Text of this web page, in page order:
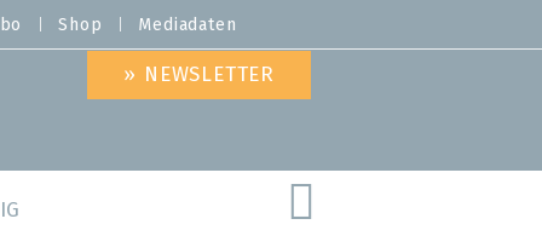
Shop Mediadaten
» NEWSLETTER